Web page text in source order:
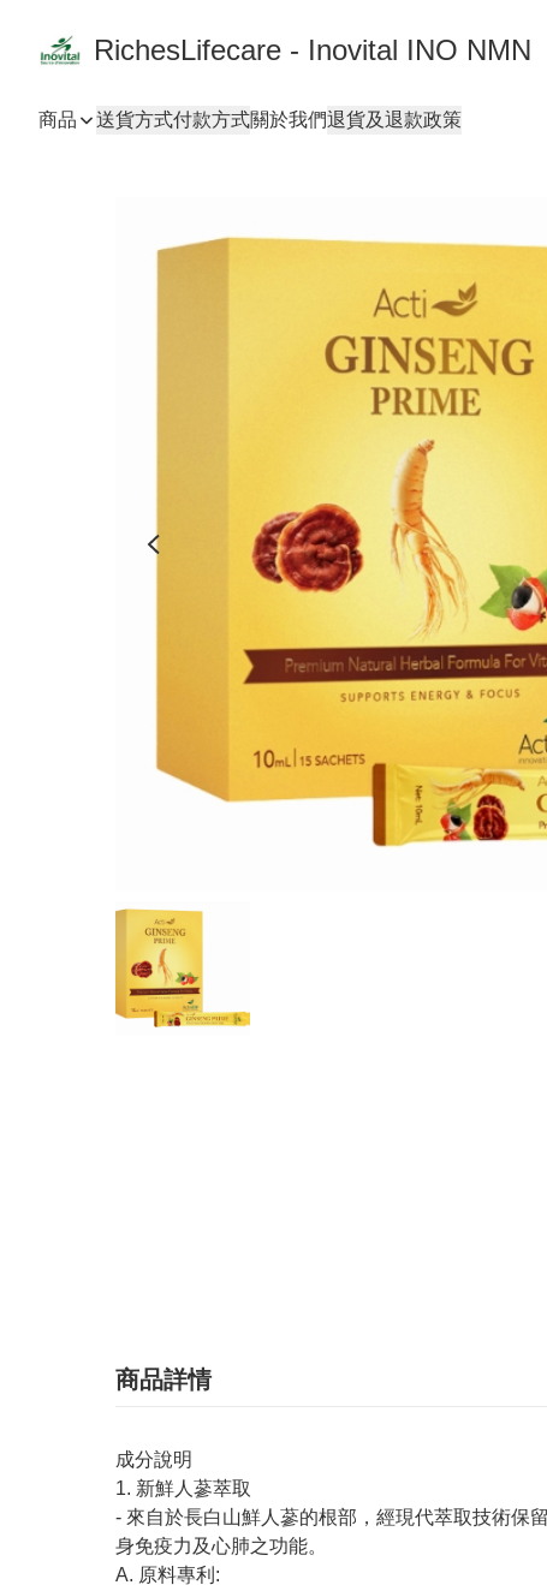
RichesLifecare - Inovital INO NMN
商品 送貨方式付款方式關於我們退貨及退款政策
商品詳情
成分說明
1. 新鮮人蔘萃取
- 來自於長白山鮮人蔘的根部，經現代萃取技術保
身免疫力及心肺之功能。
A. 原料專利: